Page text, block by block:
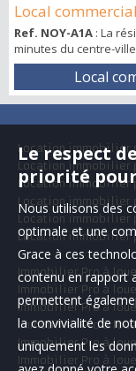
Local
Ref. NOY-A1A : La
minutes du centre-
proximité immédiate
principaux de la ville
Pantin et la rue du
d’exploi...
Local
Location immobilier
Location immobilier
Location immobilier
Location immobilier
Location immobilier
Location immobilier
Immobilier Pro à
Immobilier Pro à
Immobilier Pro à
Immobilier Pro à
Immobilier Pro à
Immobilier Pro à
Le respect
priorité
Nous utilisons des
optimale et une
Grace à ces
contenu en rapport
permettent
la convivialité de
uniquement les